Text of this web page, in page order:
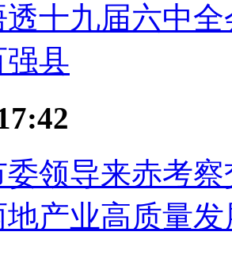
透十九届六中
强县
委领导来赤考
产业高质量发